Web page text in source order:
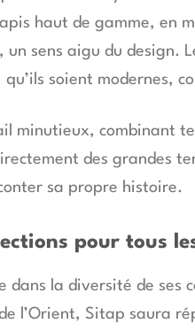
haut de gamme, en
sens aigu du design.
soient modernes,
minutieux, combinant
des grandes
sa propre histoire.
pour tous
dans la diversité de
l’Orient, Sitap saura